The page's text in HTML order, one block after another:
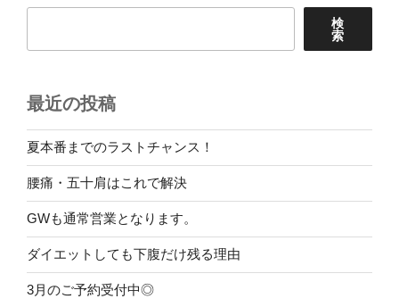
検
索
最近の投稿
夏本番までのラストチャンス！
腰痛・五十肩はこれで解決
GWも通常営業となります。
ダイエットしても下腹だけ残る理由
3月のご予約受付中◎